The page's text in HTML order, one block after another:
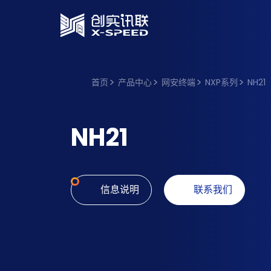
首页 产品中心 网安终端 NXP系列 NH21
NH21
信息说明 联系我们